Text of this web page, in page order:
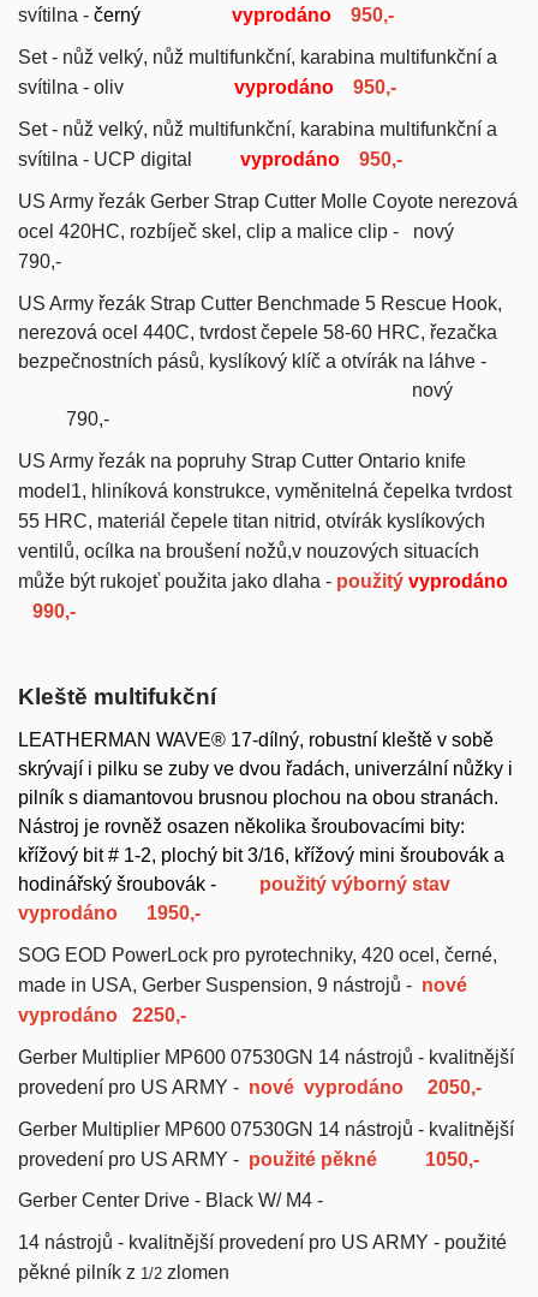
svítilna - černý vyprodáno 950,-
Set - nůž velký, nůž multifunkční, karabina multifunkční a
svítilna - oliv
vyprodáno 950,-
Set - nůž velký, nůž multifunkční, karabina multifunkční a
svítilna - UCP digital vyprodáno 950,-
US Army řezák Gerber Strap Cutter Molle Coyote nerezová
ocel 420HC, rozbíječ skel, clip a malice clip - nový
790,-
US Army řezák Strap Cutter Benchmade 5 Rescue Hook,
nerezová ocel 440C, tvrdost čepele 58-60 HRC, řezačka
bezpečnostních pásů, kyslíkový klíč a otvírák na láhve -
nový
790,-
US Army řezák na popruhy Strap Cutter Ontario knife
model1, hliníková konstrukce, vyměnitelná čepelka tvrdost
55 HRC, materiál čepele titan nitrid, otvírák kyslíkových
ventilů, ocílka na broušení nožů,v nouzových situacích
může být rukojeť použita jako dlaha - použitý vyprodáno
990,-
Kleště multifukční
LEATHERMAN WAVE® 17-dílný, robustní kleště v sobě
skrývají i pilku se zuby ve dvou řadách, univerzální nůžky i
pilník s diamantovou brusnou plochou na obou stranách.
Nástroj je rovněž osazen několika šroubovacími bity:
křížový bit # 1-2, plochý bit 3/16, křížový mini šroubovák a
hodinářský šroubovák -
použitý výborný stav
vyprodáno 1950,-
SOG EOD PowerLock pro pyrotechniky, 420 ocel, černé,
made in USA, Gerber Suspension, 9 nástrojů - nové
vyprodáno 2250,-
Gerber Multiplier MP600 07530GN 14 nástrojů - kvalitnější
provedení pro US ARMY - nové vyprodáno 2050,-
Gerber Multiplier MP600 07530GN 14 nástrojů - kvalitnější
provedení pro US ARMY - použité pěkné
1050,-
Gerber Center Drive - Black W/ M4 -
14 nástrojů - kvalitnější provedení pro US ARMY - použité
pěkné pilník z 1/2 zlomen